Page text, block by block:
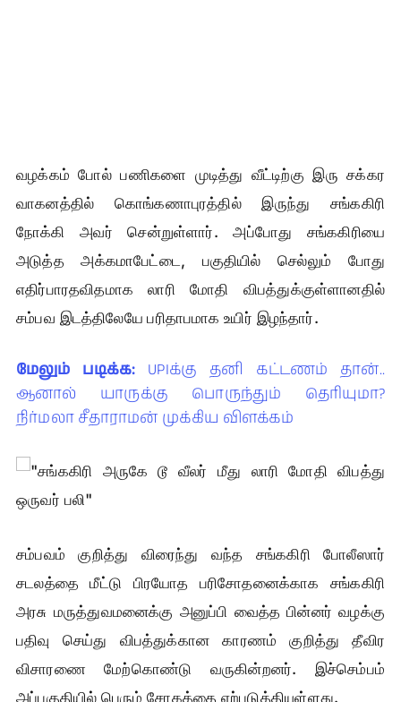
வழக்கம் போல் பணிகளை முடித்து வீட்டிற்கு இரு சக்கர
வாகனத்தில் கொங்கணாபுரத்தில் இருந்து சங்ககிரி
நோக்கி அவர் சென்றுள்ளார். அப்போது சங்ககிரியை
அடுத்த அக்கமாபேட்டை, பகுதியில் செல்லும் போது
எதிர்பாரதவிதமாக லாரி மோதி விபத்துக்குள்ளானதில்
சம்பவ இடத்திலேயே பரிதாபமாக உயிர் இழந்தார்.
மேலும் படிக்க: UPIக்கு தனி கட்டணம் தான்..
ஆனால் யாருக்கு பொருந்தும் தெரியுமா?
நிர்மலா சீதாராமன் முக்கிய விளக்கம்
சம்பவம் குறித்து விரைந்து வந்த சங்ககிரி போலீஸார்
சடலத்தை மீட்டு பிரயோத பரிசோதனைக்காக சங்ககிரி
அரசு மருத்துவமனைக்கு அனுப்பி வைத்த பின்னர் வழக்கு
பதிவு செய்து விபத்துக்கான காரணம் குறித்து தீவிர
விசாரணை மேற்கொண்டு வருகின்றனர். இச்செம்பம்
அப்பகுதியில் பெரும் சோகத்தை ஏற்படுத்தியுள்ளது.